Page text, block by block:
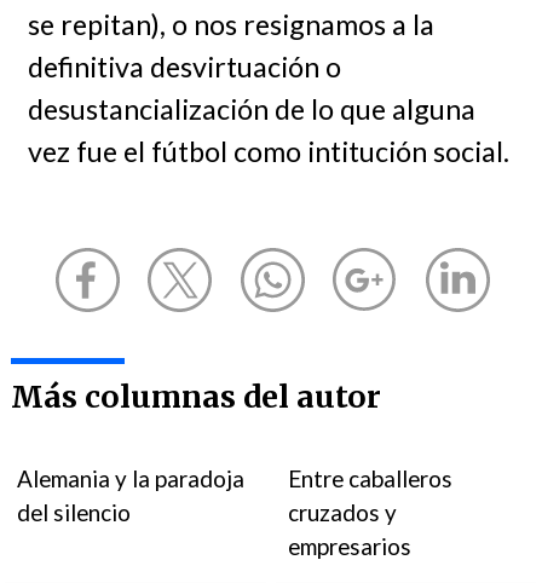
se repitan), o nos resignamos a la
definitiva desvirtuación o
desustancialización de lo que alguna
vez fue el fútbol como intitución social.
Más columnas del autor
Alemania y la paradoja
del silencio
Entre caballeros
cruzados y
empresarios